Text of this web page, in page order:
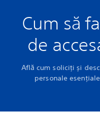
Cum să
de
Află cum soliciți și
personale